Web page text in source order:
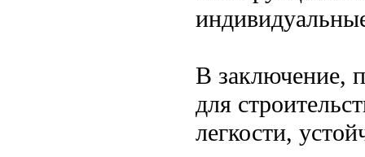
В заключение,
для
легкости,